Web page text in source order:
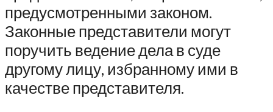
предусмотренными законом.
Законные представители могут
поручить ведение дела в суде
другому лицу, избранному ими в
качестве представителя.